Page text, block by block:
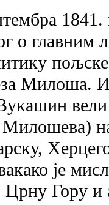
1841.
о главним
Милоша.
Милошева)
је
Црну Гору и